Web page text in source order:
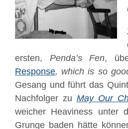
ersten, Penda’s Fen,
Response, which is so
Gesang und führt das
Nachfolger zu May Our
weicher Heaviness unter
Grunge baden hätte